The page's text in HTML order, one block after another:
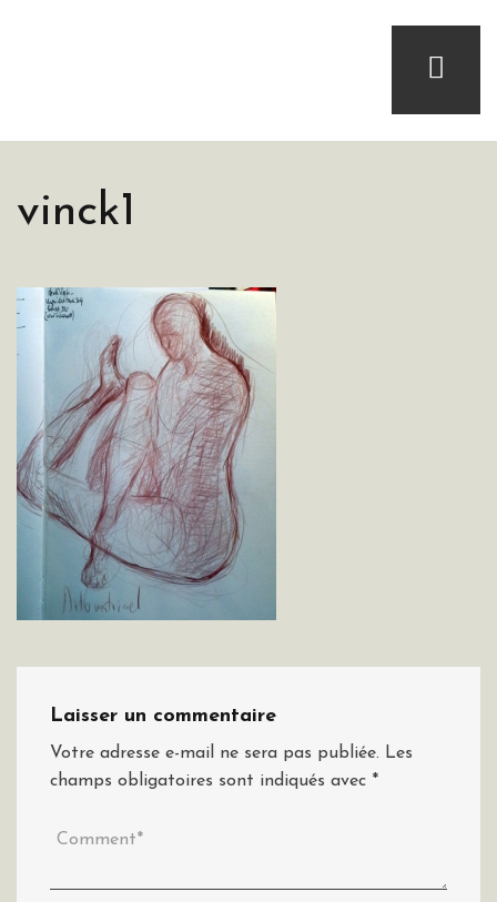
vinck1
Laisser un commentaire
Votre adresse e-mail ne sera pas publiée. Les
champs obligatoires sont indiqués avec *